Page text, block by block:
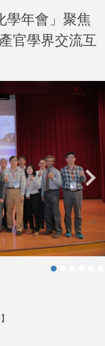
學年會」聚焦
官學界交流互